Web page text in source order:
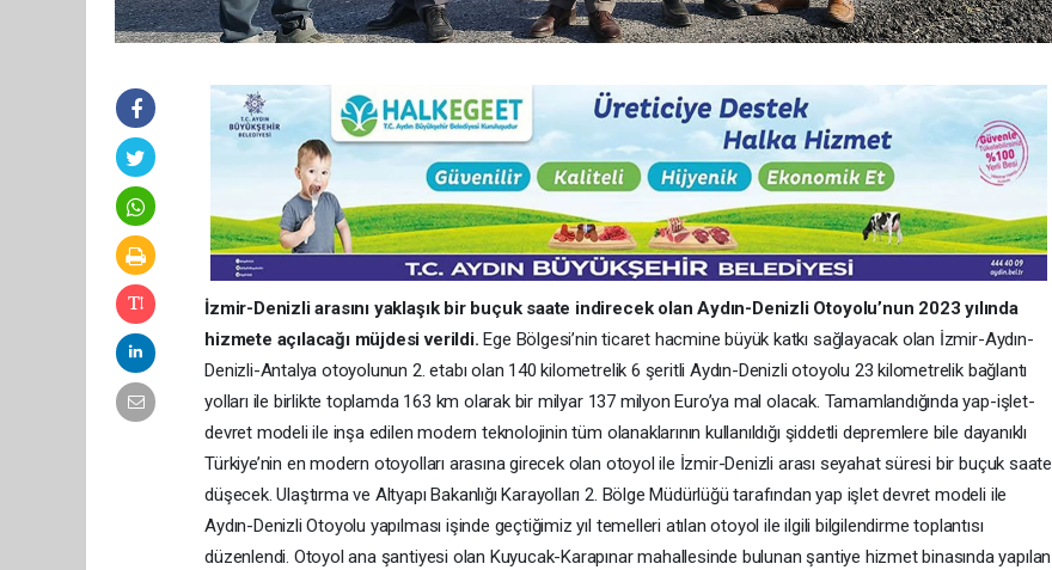
İzmir-Denizli arasını yaklaşık bir buçuk saate indirecek olan Aydın-Denizli Otoyolu’nun 2023 yılında
hizmete açılacağı müjdesi verildi. Ege Bölgesi’nin ticaret hacmine büyük katkı sağlayacak olan İzmir-Aydın-
Denizli-Antalya otoyolunun 2. etabı olan 140 kilometrelik 6 şeritli Aydın-Denizli otoyolu 23 kilometrelik bağlantı
yolları ile birlikte toplamda 163 km olarak bir milyar 137 milyon Euro’ya mal olacak. Tamamlandığında yap-işlet-
devret modeli ile inşa edilen modern teknolojinin tüm olanaklarının kullanıldığı şiddetli depremlere bile dayanıklı
Türkiye’nin en modern otoyolları arasına girecek olan otoyol ile İzmir-Denizli arası seyahat süresi bir buçuk saate
düşecek. Ulaştırma ve Altyapı Bakanlığı Karayolları 2. Bölge Müdürlüğü tarafından yap işlet devret modeli ile
Aydın-Denizli Otoyolu yapılması işinde geçtiğimiz yıl temelleri atılan otoyol ile ilgili bilgilendirme toplantısı
düzenlendi. Otoyol ana şantiyesi olan Kuyucak-Karapınar mahallesinde bulunan şantiye hizmet binasında yapılan